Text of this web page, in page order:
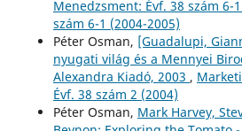
Menedzsment: Évf. 38 szám 6-
szám 6-1 (2004-2005)
Péter Osman, [Guadalupi,
nyugati világ és a Mennyei
Alexandra Kiadó, 2003 ,
Évf. 38 szám 2 (2004)
Péter Osman, Mark Harvey,